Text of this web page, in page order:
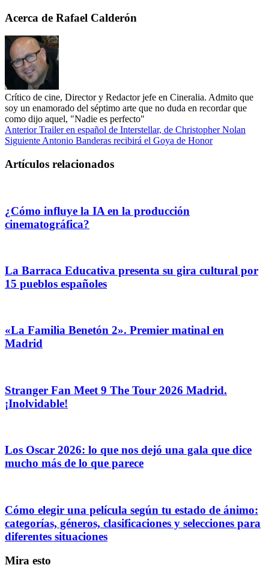
Acerca de Rafael Calderón
Crítico de cine, Director y Redactor jefe en Cineralia. Admito que
soy un enamorado del séptimo arte que no duda en recordar que
como dijo aquel, "Nadie es perfecto"
AnteriorTrailer en español de Interstellar, de Christopher Nolan
Siguiente Antonio Banderas recibirá el Goya de Honor
Artículos relacionados
¿Cómo influye la IA en la producción
cinematográfica?
La Barraca Educativa presenta su gira cultural por
15 pueblos españoles
«La Familia Benetón 2». Premier matinal en
Madrid
Stranger Fan Meet 9 The Tour 2026 Madrid.
¡Inolvidable!
Los Oscar 2026: lo que nos dejó una gala que dice
mucho más de lo que parece
Cómo elegir una película según tu estado de ánimo:
categorías, géneros, clasificaciones y selecciones para
diferentes situaciones
Mira esto